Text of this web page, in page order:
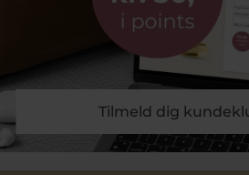
Tilmeld dig